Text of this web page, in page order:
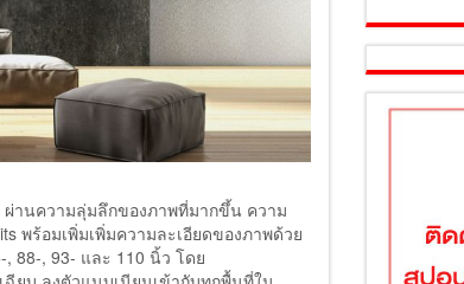
านความลุ่มลึกของภาพที่มากขึ้น ความ
พร้อมเพิ่มเพิ่มความละเอียดของภาพด้วย
88-, 93- และ 110 นิ้ว โดย